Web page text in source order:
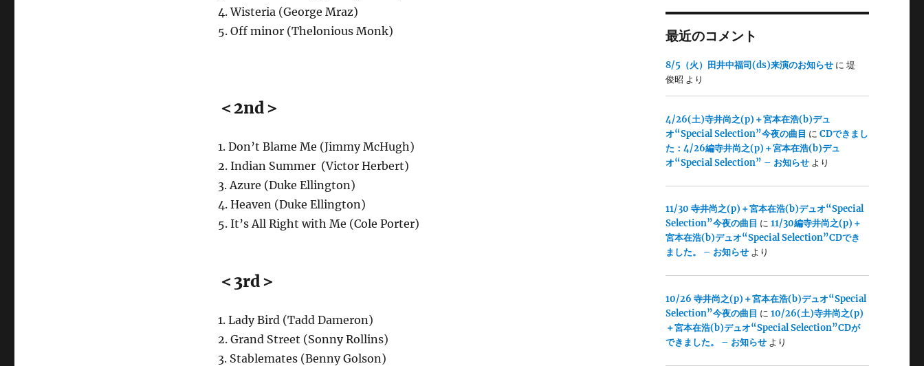
4. Wisteria (George Mraz)
5. Off minor (Thelonious Monk)
＜2nd＞
1. Don’t Blame Me (Jimmy McHugh)
2. Indian Summer (Victor Herbert)
3. Azure (Duke Ellington)
4. Heaven (Duke Ellington)
5. It’s All Right with Me (Cole Porter)
＜3rd＞
1. Lady Bird (Tadd Dameron)
2. Grand Street (Sonny Rollins)
3. Stablemates (Benny Golson)
最近のコメント
8/5（火）田井中福司(ds)来演のお知らせに 堤
俊昭 より
4/26(土)寺井尚之(p)＋宮本在浩(b)デュ
オ“Special Selection”今夜の曲目 に CDできまし
た：4/26編寺井尚之(p)＋宮本在浩(b)デュ
オ“Special Selection” – お知らせより
11/30 寺井尚之(p)＋宮本在浩(b)デュオ“Special
Selection”今夜の曲目 に 11/30編寺井尚之(p)＋
宮本在浩(b)デュオ“Special Selection”CDでき
ました。 – お知らせより
10/26 寺井尚之(p)＋宮本在浩(b)デュオ“Special
Selection”今夜の曲目 に 10/26(土)寺井尚之(p)
＋宮本在浩(b)デュオ“Special Selection”CDが
できました。 – お知らせより